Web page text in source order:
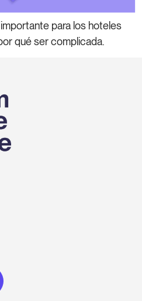
para los hoteles
qué ser complicada.